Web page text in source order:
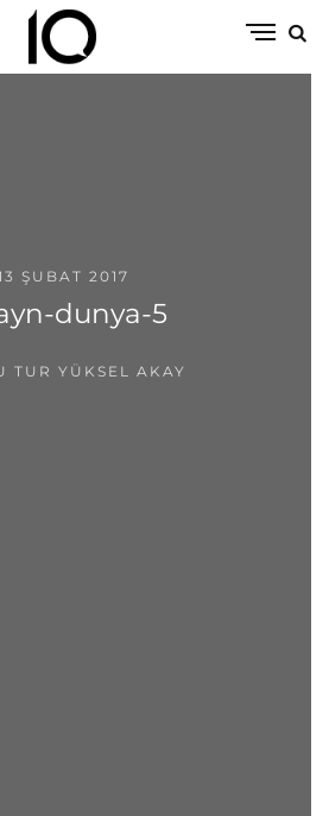
ŞUBAT 2017
dunya-5
TUR YÜKSEL AKAY